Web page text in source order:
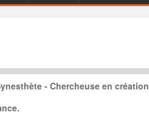
- Chercheuse en création